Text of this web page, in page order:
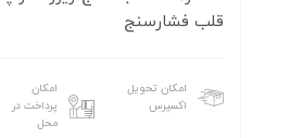
قلب فشارسنج
امکان تحویل
اکسپرس
امکان
پرداخت در
محل